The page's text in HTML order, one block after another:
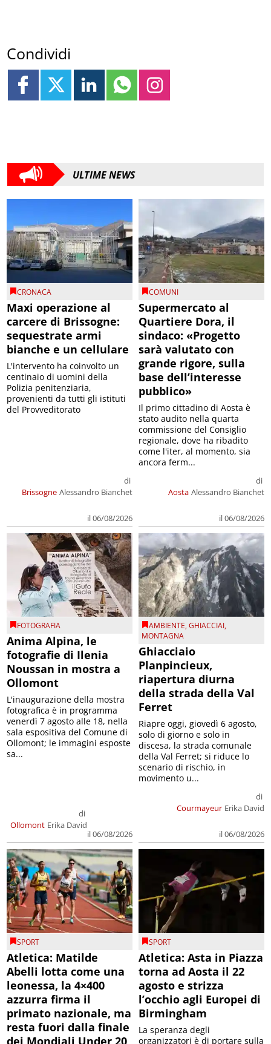
Condividi
ULTIME NEWS
CRONACA
Maxi operazione al
carcere di Brissogne:
sequestrate armi
bianche e un cellulare
Brissogne
di
Alessandro Bianchet
il 06/08/2026
L'intervento ha coinvolto un
centinaio di uomini della
Polizia penitenziaria,
provenienti da tutti gli istituti
del Provveditorato
COMUNI
Supermercato al
Quartiere Dora, il
sindaco: «Progetto
sarà valutato con
grande rigore, sulla
base dell’interesse
pubblico»
Aosta
di
Alessandro Bianchet
il 06/08/2026
Il primo cittadino di Aosta è
stato audito nella quarta
commissione del Consiglio
regionale, dove ha ribadito
come l'iter, al momento, sia
ancora ferm...
FOTOGRAFIA
Anima Alpina, le
fotografie di Ilenia
Noussan in mostra a
Ollomont
Ollomont
di
Erika David
il 06/08/2026
L'inaugurazione della mostra
fotografica è in programma
venerdì 7 agosto alle 18, nella
sala espositiva del Comune di
Ollomont; le immagini esposte
sa...
AMBIENTE,GHIACCIAI,
MONTAGNA
Ghiacciaio
Planpincieux,
riapertura diurna
della strada della Val
Ferret
Courmayeur
di
Erika David
il 06/08/2026
Riapre oggi, giovedì 6 agosto,
solo di giorno e solo in
discesa, la strada comunale
della Val Ferret; si riduce lo
scenario di rischio, in
movimento u...
SPORT
Atletica: Matilde
Abelli lotta come una
leonessa, la 4×400
azzurra firma il
primato nazionale, ma
resta fuori dalla finale
dei Mondiali Under 20
SPORT
Atletica: Asta in Piazza
torna ad Aosta il 22
agosto e strizza
l’occhio agli Europei di
Birmingham
La speranza degli
organizzatori è di portare sulla